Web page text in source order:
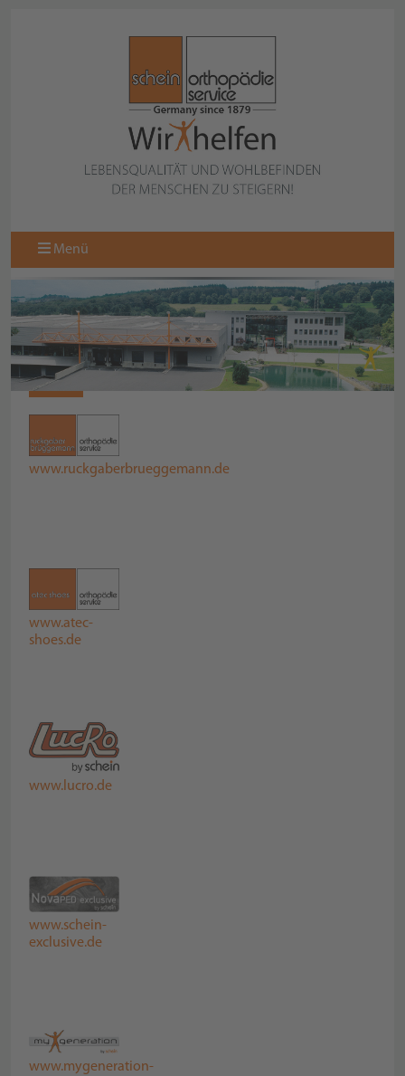
Menü
LINKS
www.ruckgaberbrueggemann.de
www.atec-
shoes.de
www.lucro.de
www.schein-
exclusive.de
www.mygeneration-